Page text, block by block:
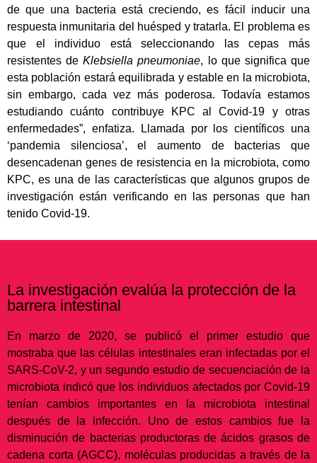
de que una bacteria está creciendo, es fácil inducir una
respuesta inmunitaria del huésped y tratarla. El problema es
que el individuo está seleccionando las cepas más
resistentes deKlebsiella pneumoniae, lo que significa que
esta población estará equilibrada y estable en la microbiota,
sin embargo, cada vez más poderosa. Todavía estamos
estudiando cuánto contribuye KPC al Covid-19 y otras
enfermedades”, enfatiza. Llamada por los científicos una
‘pandemia silenciosa’, el aumento de bacterias que
desencadenan genes de resistencia en la microbiota, como
KPC, es una de las características que algunos grupos de
investigación están verificando en las personas que han
tenido Covid-19.
La investigación evalúa la protección de la
barrera intestinal
En marzo de 2020, se publicó el primer estudio que
mostraba que las células intestinales eran infectadas por el
SARS-CoV-2, y un segundo estudio de secuenciación de la
microbiota indicó que los individuos afectados por Covid-19
tenían cambios importantes en la microbiota intestinal
después de la infección. Uno de estos cambios fue la
disminución de bacterias productoras de ácidos grasos de
cadena corta (AGCC), moléculas producidas a través de la